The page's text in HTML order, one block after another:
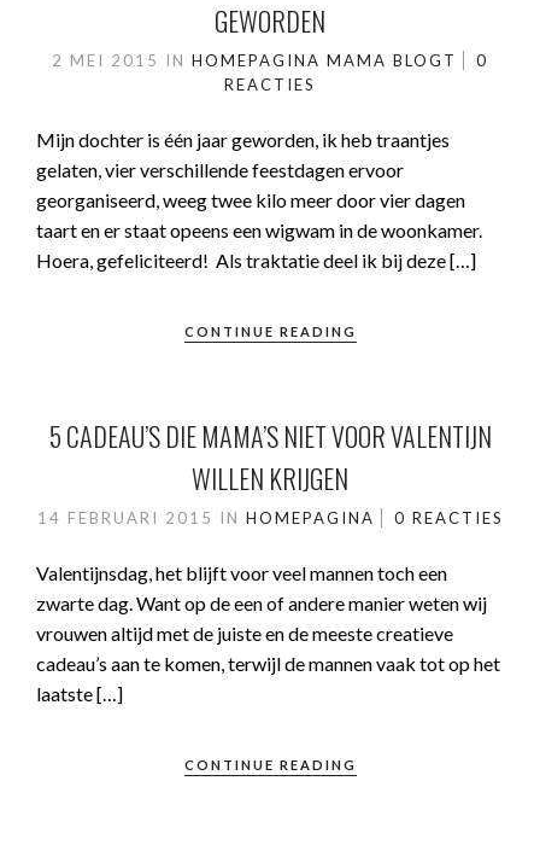
GEWORDEN
2 MEI 2015 IN HOMEPAGINA MAMA BLOGT
0
REACTIES
Mijn dochter is één jaar geworden, ik heb traantjes
gelaten, vier verschillende feestdagen ervoor
georganiseerd, weeg twee kilo meer door vier dagen
taart en er staat opeens een wigwam in de woonkamer.
Hoera, gefeliciteerd! Als traktatie deel ik bij deze […]
CONTINUE READING
5 CADEAU’S DIE MAMA’S NIET VOOR VALENTIJN
WILLEN KRIJGEN
14 FEBRUARI 2015 IN HOMEPAGINA 0 REACTIES
Valentijnsdag, het blijft voor veel mannen toch een
zwarte dag. Want op de een of andere manier weten wij
vrouwen altijd met de juiste en de meeste creatieve
cadeau’s aan te komen, terwijl de mannen vaak tot op het
laatste […]
CONTINUE READING